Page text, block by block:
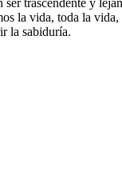
trascendente y
la vida, toda la
la sabiduría.